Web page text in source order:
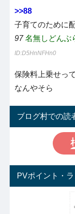
>>88
子育てのために
97 名無しどんぶ
ID:D5HnNFHn0
保険料上乗せっ
なんやそら
ブログ村での読
PVポイント・